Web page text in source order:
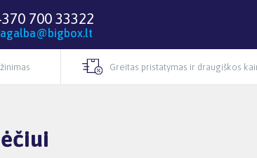
700 33322
Greitas pristatymas ir draugiškos